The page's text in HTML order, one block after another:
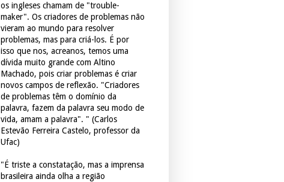
os ingleses chamam de "trouble-
maker". Os criadores de problemas não
vieram ao mundo para resolver
problemas, mas para criá-los. É por
isso que nos, acreanos, temos uma
dívida muito grande com Altino
Machado, pois criar problemas é criar
novos campos de reflexão. "Criadores
de problemas têm o domínio da
palavra, fazem da palavra seu modo de
vida, amam a palavra". " (Carlos
Estevão Ferreira Castelo, professor da
Ufac)
"É triste a constatação, mas a imprensa
brasileira ainda olha a região